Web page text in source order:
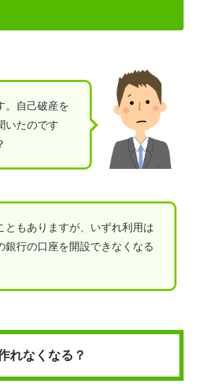
。自己破産を
いたのです
もありますが、いずれ利用は
行の口座を開設できなくなる
れなくなる？